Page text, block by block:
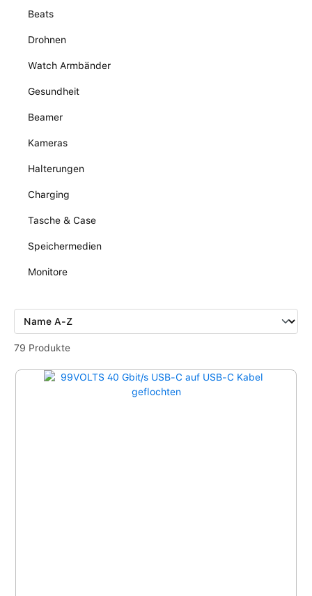
Beats
Drohnen
Watch Armbänder
Gesundheit
Beamer
Kameras
Halterungen
Charging
Tasche & Case
Speichermedien
Monitore
79 Produkte